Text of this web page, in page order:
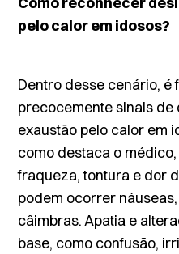
pelo calor em idosos?
Dentro desse cenário,
precocemente sinais
exaustão pelo calor em
como destaca o
fraqueza, tontura e dor
podem ocorrer
câimbras. Apatia e
base, como confusão,